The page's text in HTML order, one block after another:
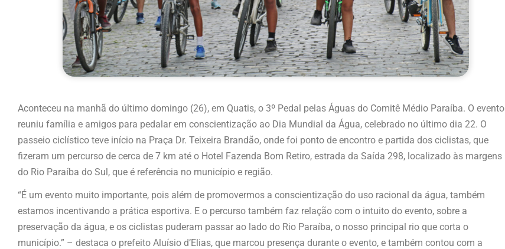
Aconteceu na manhã do último domingo (26), em Quatis, o 3º Pedal pelas Águas do Comitê Médio Paraíba. O evento
reuniu família e amigos para pedalar em conscientização ao Dia Mundial da Água, celebrado no último dia 22. O
passeio ciclístico teve início na Praça Dr. Teixeira Brandão, onde foi ponto de encontro e partida dos ciclistas, que
fizeram um percurso de cerca de 7 km até o Hotel Fazenda Bom Retiro, estrada da Saída 298, localizado às margens
do Rio Paraíba do Sul, que é referência no município e região.
“É um evento muito importante, pois além de promovermos a conscientização do uso racional da água, também
estamos incentivando a prática esportiva. E o percurso também faz relação com o intuito do evento, sobre a
preservação da água, e os ciclistas puderam passar ao lado do Rio Paraíba, o nosso principal rio que corta o
município.” – destaca o prefeito Aluísio d’Elias, que marcou presença durante o evento, e também contou com a